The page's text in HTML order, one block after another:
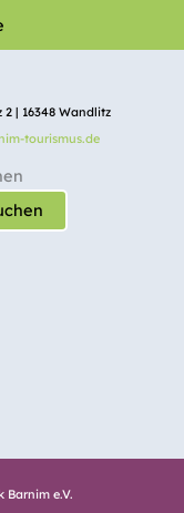
| 16348 Wandlitz
tourismus.de
e.V.